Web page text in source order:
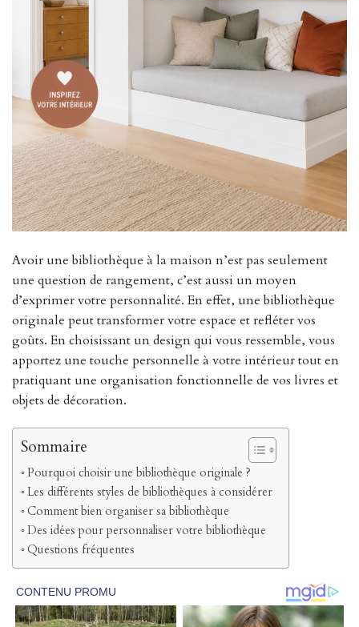
Avoir une bibliothèque à la maison n’est pas seulement
une question de rangement, c’est aussi un moyen
d’exprimer votre personnalité. En effet, une bibliothèque
originale peut transformer votre espace et refléter vos
goûts. En choisissant un design qui vous ressemble, vous
apportez une touche personnelle à votre intérieur tout en
pratiquant une organisation fonctionnelle de vos livres et
objets de décoration.
Sommaire
Pourquoi choisir une bibliothèque originale ?
Les différents styles de bibliothèques à considérer
Comment bien organiser sa bibliothèque
Des idées pour personnaliser votre bibliothèque
Questions fréquentes